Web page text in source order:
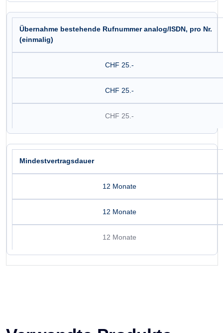
Übernahme bestehende Rufnummer analog/ISDN, pro Nr.
(einmalig)
CHF 25.-
CHF 25.-
CHF 25.-
Mindestvertragsdauer
12 Monate
12 Monate
12 Monate